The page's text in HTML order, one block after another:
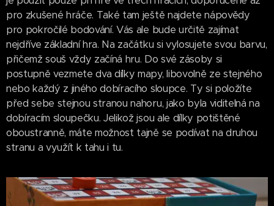
pro zkušené hráče. Také tam ještě najdete nápovědy
pro pokročilé bodování. Vás ale bude určitě zajímat
nejdříve základní hra. Na začátku si vylosujete svou barvu,
přičemž souš vždy začíná hru. Do své zásoby si
postupně vezmete dva dílky mapy, libovolně ze stejného
nebo každý z jiného dobíracího sloupce. Ty si položíte
před sebe stejnou stranou nahoru, jako byla viditelná na
dobíracím sloupečku. Jelikož jsou ale dílky potištěné
oboustranně, máte možnost tajně se podívat na druhou
stranu a využít k tahu i tu.